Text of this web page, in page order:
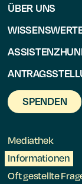
ÜBER UNS
SPENDEN
Mediathek
Informationen
Oft gestellte